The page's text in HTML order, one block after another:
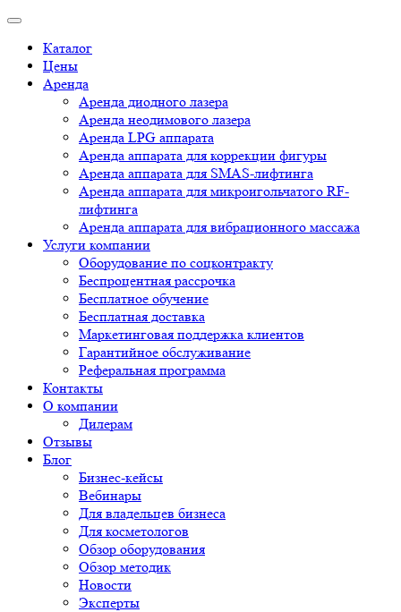
Каталог
Цены
Аренда
Аренда диодного лазера
Аренда неодимового лазера
Аренда LPG аппарата
Аренда аппарата для коррекции фигуры
Аренда аппарата для SMAS-лифтинга
Аренда аппарата для микроигольчатого RF-
лифтинга
Аренда аппарата для вибрационного массажа
Услуги компании
Оборудование по соцконтракту
Беспроцентная рассрочка
Бесплатное обучение
Бесплатная доставка
Маркетинговая поддержка клиентов
Гарантийное обслуживание
Реферальная программа
Контакты
О компании
Дилерам
Отзывы
Блог
Бизнес-кейсы
Вебинары
Для владельцев бизнеса
Для косметологов
Обзор оборудования
Обзор методик
Новости
Эксперты